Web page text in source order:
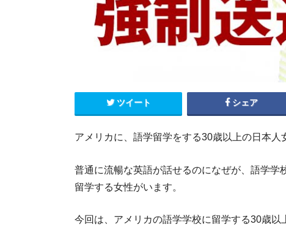
ペルー
ボリビア
メキシコ
ツイート シェア
アメリカに、語学留学をする30歳以上の日本人
普通に流暢な英語が話せるのになぜが、語学学
留学する女性がいます。
今回は、アメリカの語学学校に留学する30歳以